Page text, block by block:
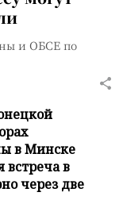
и ОБСЕ по
в Минске
в
через две